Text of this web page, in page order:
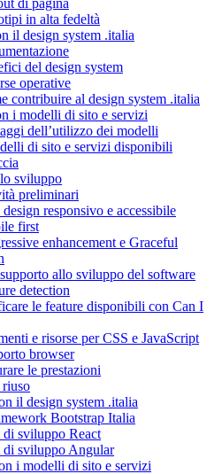
di pagina
in alta fedeltà
il design system .italia
del design system
operative
contribuire al design system .italia
i modelli di sito e servizi
dell’utilizzo dei modelli
di sito e servizi disponibili
sviluppo
preliminari
responsivo e accessibile
first
enhancement e Graceful
allo sviluppo del software
detection
le feature disponibili con Can I
e risorse per CSS e JavaScript
browser
le prestazioni
il design system .italia
Bootstrap Italia
sviluppo React
sviluppo Angular
i modelli di sito e servizi